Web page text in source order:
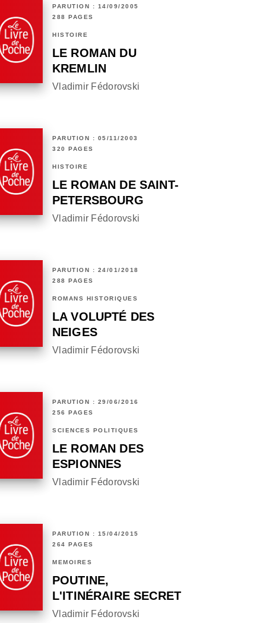
PARUTION : 14/09/2005
288 PAGES
HISTOIRE
LE ROMAN DU
KREMLIN
Vladimir Fédorovski
PARUTION : 05/11/2003
320 PAGES
HISTOIRE
LE ROMAN DE SAINT-
PETERSBOURG
Vladimir Fédorovski
PARUTION : 24/01/2018
288 PAGES
ROMANS HISTORIQUES
LA VOLUPTÉ DES
NEIGES
Vladimir Fédorovski
PARUTION : 29/06/2016
256 PAGES
SCIENCES POLITIQUES
LE ROMAN DES
ESPIONNES
Vladimir Fédorovski
PARUTION : 15/04/2015
264 PAGES
MÉMOIRES
POUTINE,
L'ITINÉRAIRE SECRET
Vladimir Fédorovski